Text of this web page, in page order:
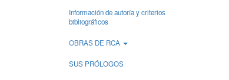
Información de autoría y criterios
bibliográficos
OBRAS DE RCA
SUS PRÓLOGOS